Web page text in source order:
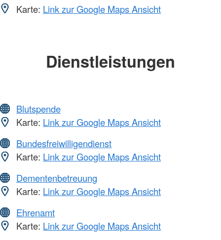
Karte: Link zur Google Maps Ansicht
Dienstleistungen
Blutspende
Karte: Link zur Google Maps Ansicht
Bundesfreiwilligendienst
Karte: Link zur Google Maps Ansicht
Dementenbetreuung
Karte: Link zur Google Maps Ansicht
Ehrenamt
Karte: Link zur Google Maps Ansicht